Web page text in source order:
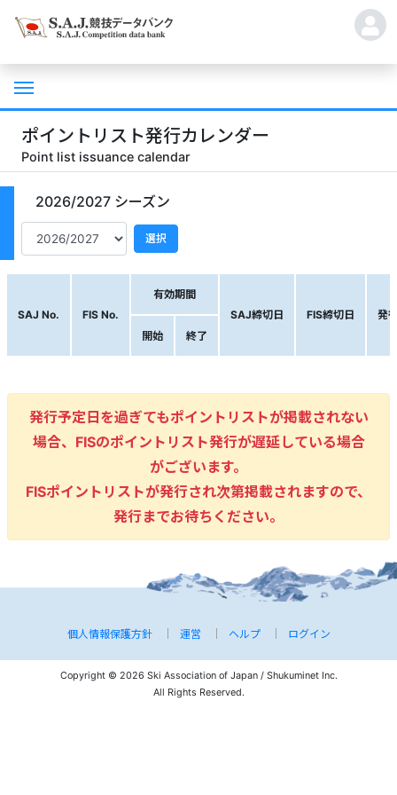
ポイントリスト発行カレンダー
Point list issuance calendar
2026/2027 シーズン
選択
SAJ No. FIS No.
有効期間
SAJ締切日
FIS締切日
発
開始
終了
発行予定日を過ぎてもポイントリストが掲載されない
場合、FISのポイントリスト発行が遅延している場合
がございます。
FISポイントリストが発行され次第掲載されますので、
発行までお待ちください。
個人情報保護方針 運営 ヘルプ ログイン
Copyright © 2026 Ski Association of Japan / Shukuminet Inc.
All Rights Reserved.